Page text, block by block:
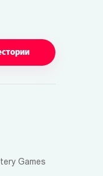
Games